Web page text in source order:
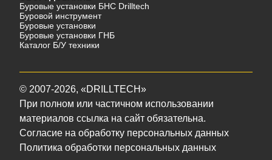
Буровые установки БНС Drilltech
Буровой инструмент
Буровые установки
Буровые установки ГНБ
Каталог Б/У техники
© 2007-2026, «DRILLTECH»
При полном или частичном использовании
материалов ссылка на сайт обязательна.
Согласие на обработку персональных данных
Политика обработки персональных данных